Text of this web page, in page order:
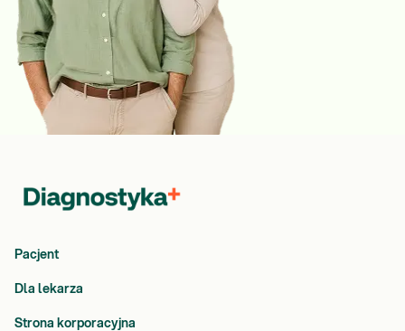
Pacjent
Dla lekarza
Strona korporacyjna